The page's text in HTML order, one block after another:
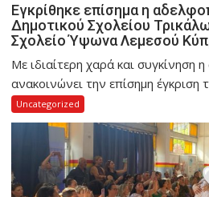
Εγκρίθηκε επίσημα η
Δημοτικού Σχολείου
Σχολείο Ύψωνα Λεμεσού
Με ιδιαίτερη χαρά και συγκίνηση
ανακοινώνει την επίσημη έγκριση
Uncategorized